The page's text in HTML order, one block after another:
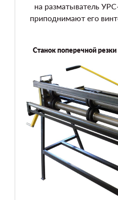
на разматыватель
приподнимают его
Станок поперечной